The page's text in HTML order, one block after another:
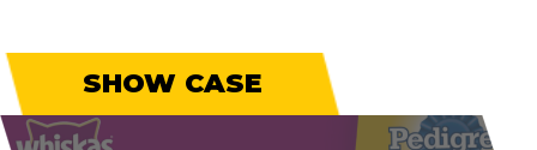
SHOW CASE